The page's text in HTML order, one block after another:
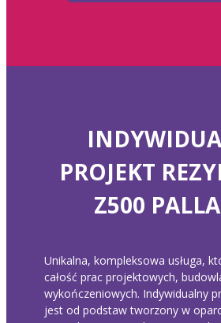
PROJEKT
Z500
Unikalna, kompleksowa usługa,
całość prac projektowych,
wykończeniowych. Indywidualny
jest od podstaw tworzony w